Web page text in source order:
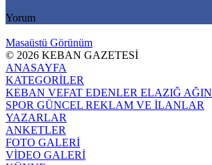
Yorum
Masaüstü Görünüm
© 2026 KEBAN GAZETESİ
ANASAYFA
KATEGORİLER
KEBAN VEFAT EDENLER ELAZIĞ AĞIN
SPOR GÜNCEL REKLAM VE İLANLAR
YAZARLAR
ANKETLER
FOTO GALERİ
VİDEO GALERİ